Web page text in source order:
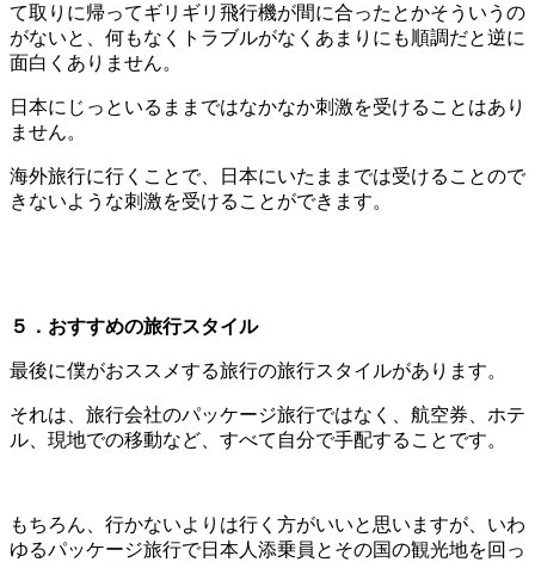
て取りに帰ってギリギリ飛行機が間に合ったとかそういうの
がないと、何もなくトラブルがなくあまりにも順調だと逆に
面白くありません。
日本にじっといるままではなかなか刺激を受けることはあり
ません。
海外旅行に行くことで、日本にいたままでは受けることので
きないような刺激を受けることができます。
５．おすすめの旅行スタイル
最後に僕がおススメする旅行の旅行スタイルがあります。
それは、旅行会社のパッケージ旅行ではなく、航空券、ホテ
ル、現地での移動など、すべて自分で手配することです。
もちろん、行かないよりは行く方がいいと思いますが、いわ
ゆるパッケージ旅行で日本人添乗員とその国の観光地を回っ